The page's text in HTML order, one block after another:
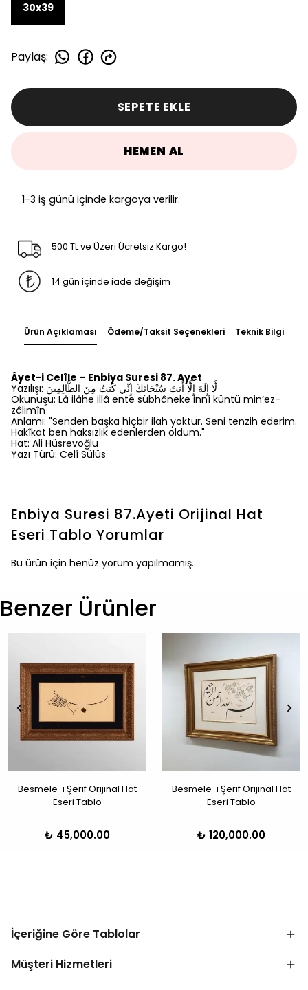
30x39
Paylaş:
SEPETE EKLE
HEMEN AL
1-3 iş günü içinde kargoya verilir.
500 TL ve Üzeri Ücretsiz Kargo!
14 gün içinde iade değişim
Ürün Açıklaması Ödeme/Taksit Seçenekleri Teknik Bilgi
Âyet-i Celîle – Enbiya Suresi 87. Ayet
Yazılışı: لَّا إِلَهَ إِلَّا أَنتَ سُبْحَانَكَ إِنِّي كُنتُ مِنَ الظَّالِمِينَ
Okunuşu: Lâ ilâhe illâ ente sübhâneke innî küntü min’ez-
zâlimîn
Anlamı: "Senden başka hiçbir ilah yoktur. Seni tenzih ederim.
Hakîkat ben haksızlık edenlerden oldum."
Hat: Ali Hüsrevoğlu
Yazı Türü: Celî Sülüs
Enbiya Suresi 87.Ayeti Orijinal Hat
Eseri Tablo Yorumlar
Bu ürün için henüz yorum yapılmamış.
Benzer Ürünler
Besmele-i Şerif Orijinal Hat
Eseri Tablo
₺ 45,000.00
Besmele-i Şerif Orijinal Hat
Eseri Tablo
₺ 120,000.00
İçeriğine Göre Tablolar
Müşteri Hizmetleri